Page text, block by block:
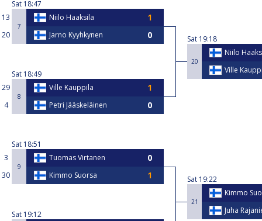
Sat 18:47
13
7
Niilo Haaksila
20
Jarno Kyyhkynen
Sat 18:49
29
8
Ville Kauppila
4
Petri Jääskeläinen
Sat 18:51
3
9
Tuomas Virtanen
30
Kimmo Suorsa
Sat 19:12
Sat 19:18
20
Niilo
Ville
Sat 19:22
21
Kimmo
Juha